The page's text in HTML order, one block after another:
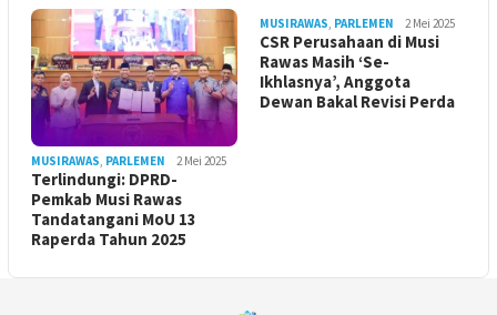
MUSIRAWAS, PARLEMEN 2 Mei 2025
Terlindungi: DPRD-
Pemkab Musi Rawas
Tandatangani MoU 13
Raperda Tahun 2025
MUSIRAWAS, PARLEMEN 2 Mei 2025
CSR Perusahaan di Musi
Rawas Masih ‘Se-
Ikhlasnya’, Anggota
Dewan Bakal Revisi Perda ‎